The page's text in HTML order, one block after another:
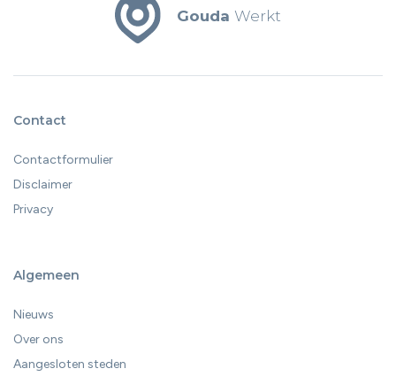
Gouda Werkt
Contact
Contactformulier
Disclaimer
Privacy
Algemeen
Nieuws
Over ons
Aangesloten steden